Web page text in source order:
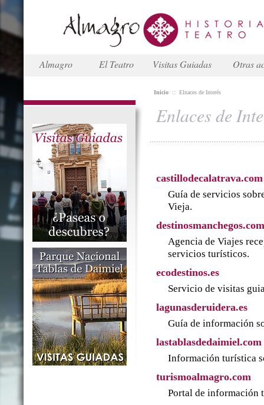
Almagro El Teatro Visitas Guiadas Otras
Inicio :: Elnaces de Interés
Enlaces de
castillodecalatrava.com
Guía de servicios
Vieja.
destinosmanchegos.com
Agencia de Viajes
servicios turísticos.
ecodestinos.es
Servicio de visitas
lagunasderuidera.es
Guía de información
lastablasdedaimiel.com
Información turística
turismoalmagro.com
Portal de información